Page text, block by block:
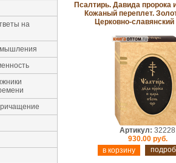
на
Псалтирь. Давида пророка
Кожаный переплет.
Церковно-
Артикул: 32228
930.00 руб.